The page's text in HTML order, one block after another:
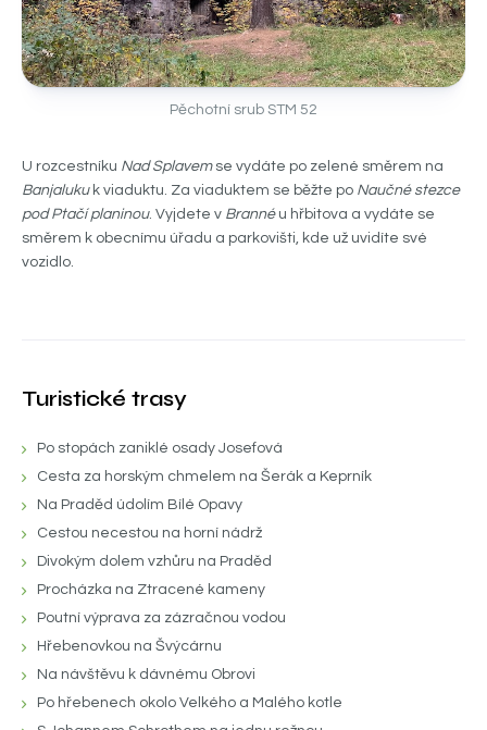
Pěchotní srub STM 52
U rozcestníku Nad Splavemse vydáte po zelené směrem na
Banjalukuk viaduktu. Za viaduktem se běžte po Naučné stezce
pod Ptačí planinou. Vyjdete v Brannéu hřbitova a vydáte se
směrem k obecnímu úřadu a parkovišti, kde už uvidíte své
vozidlo.
Turistické trasy
Po stopách zaniklé osady Josefová
Cesta za horským chmelem na Šerák a Keprník
Na Praděd údolím Bílé Opavy
Cestou necestou na horní nádrž
Divokým dolem vzhůru na Praděd
Procházka na Ztracené kameny
Poutní výprava za zázračnou vodou
Hřebenovkou na Švýcárnu
Na návštěvu k dávnému Obrovi
Po hřebenech okolo Velkého a Malého kotle